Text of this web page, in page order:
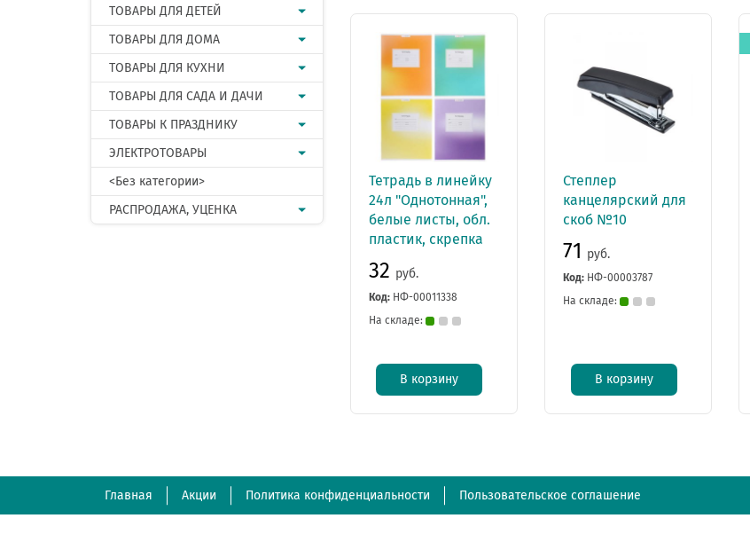
ТОВАРЫ ДЛЯ ДЕТЕЙ
ТОВАРЫ ДЛЯ ДОМА
ТОВАРЫ ДЛЯ КУХНИ
ТОВАРЫ ДЛЯ САДА И ДАЧИ
ТОВАРЫ К ПРАЗДНИКУ
ЭЛЕКТРОТОВАРЫ
<Без категории>
РАСПРОДАЖА, УЦЕНКА
Тетрадь в линейку
24л "Однотонная",
белые листы, обл.
пластик, скрепка
32 руб.
Код: НФ-00011338
На складе:
В корзину
Степлер
канцелярский для
скоб №10
71 руб.
Код: НФ-00003787
На складе:
В корзину
Главная Акции Политика конфиденциальности Пользовательское соглашение